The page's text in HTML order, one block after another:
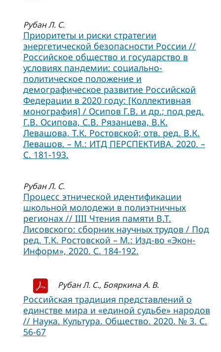
Рубан Л. С.
Приоритеты и риски стратегии
энергетической безопасности России //
Российское общество и государство в
условиях пандемии: социально-
политическое положение и
демографическое развитие Российской
Федерации в 2020 году: [Коллективная
монография] / Осипов Г.В. и др.; под ред.
Г.В. Осипова, С.В. Рязанцева, В.К.
Левашова, Т.К. Ростовской; отв. ред. В.К.
Левашов. – М.: ИТД ПЕРСПЕКТИВА, 2020. –
C. 181-193.
Рубан Л. С.
Процесс этнической идентификации
школьной молодежи в полиэтничных
регионах // IIII Чтения памяти В.Т.
Лисовского: сборник научных трудов / Под
ред. Т.К. Ростовской – М.: Изд-во «Экон-
Информ», 2020. С. 184-192.
Рубан Л. С., Бояркина А. В.
Российская традиция представлений о
единстве мира и «единой судьбе» народов
// Наука. Культура. Общество. 2020. № 3. С.
56-67